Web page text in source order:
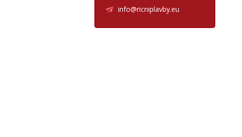
info@ricniplavby.eu